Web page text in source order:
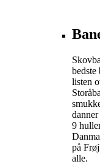
bedste
listen
9
på
alle.